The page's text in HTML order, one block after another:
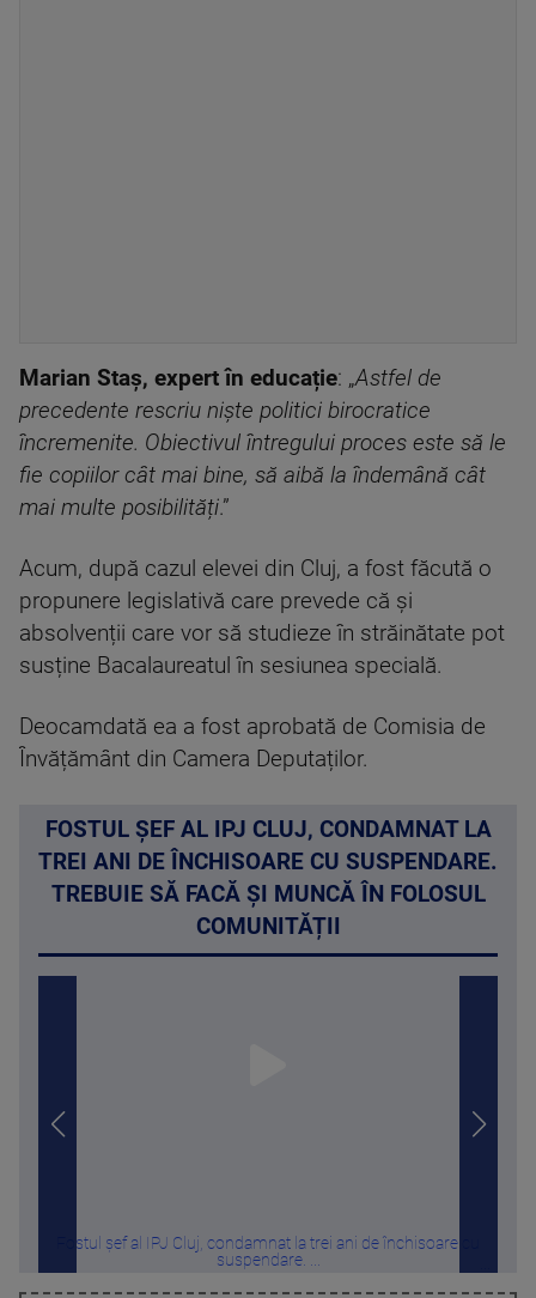
Marian Staș, expert în educație: „Astfel de
precedente rescriu niște politici birocratice
încremenite. Obiectivul întregului proces este să le
fie copiilor cât mai bine, să aibă la îndemână cât
mai multe posibilități.”
Acum, după cazul elevei din Cluj, a fost făcută o
propunere legislativă care prevede că și
absolvenții care vor să studieze în străinătate pot
susține Bacalaureatul în sesiunea specială.
Deocamdată ea a fost aprobată de Comisia de
Învățământ din Camera Deputaților.
FOSTUL ȘEF AL IPJ CLUJ, CONDAMNAT LA
TREI ANI DE ÎNCHISOARE CU SUSPENDARE.
TREBUIE SĂ FACĂ ȘI MUNCĂ ÎN FOLOSUL
COMUNITĂȚII
Fostul șef al IPJ Cluj, condamnat la trei ani de închisoare cu
suspendare. ...